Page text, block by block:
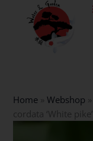
Home »Webshop
cordata ‘White pike’